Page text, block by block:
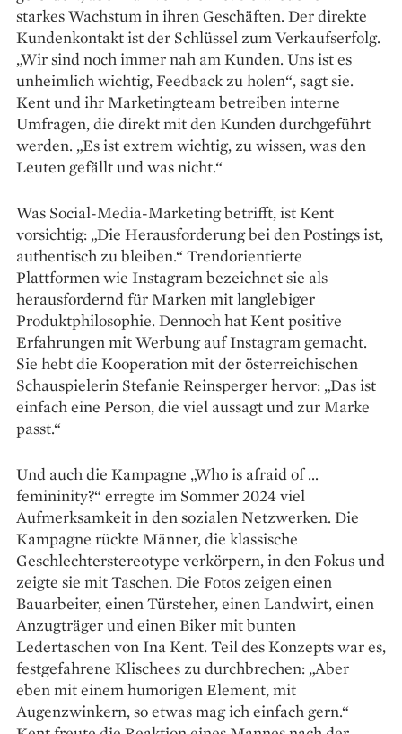
starkes Wachstum in ihren Geschäften. Der direkte
Kundenkontakt ist der Schlüssel zum Verkaufserfolg.
„Wir sind noch immer nah am Kunden. Uns ist es
unheimlich wichtig, Feedback zu holen“, sagt sie.
Kent und ihr Marketingteam betreiben interne
Umfragen, die direkt mit den Kunden durchgeführt
werden. „Es ist extrem wichtig, zu wissen, was den
Leuten gefällt und was nicht.“
Was Social-Media-Marketing betrifft, ist Kent
vorsichtig: „Die Herausforderung bei den Postings ist,
authentisch zu bleiben.“ Trendorientierte
Plattformen wie Instagram bezeichnet sie als
herausfordernd für Marken mit langlebiger
Produktphilosophie. Dennoch hat Kent positive
Erfahrungen mit Werbung auf Instagram gemacht.
Sie hebt die Kooperation mit der österreichischen
Schauspielerin Stefanie Reinsperger hervor: „Das ist
einfach eine Person, die viel aussagt und zur Marke
passt.“
Und auch die Kampagne „Who is afraid of …
femininity?“ erregte im Sommer 2024 viel
Aufmerksamkeit in den sozialen Netzwerken. Die
Kampagne rückte Männer, die klassische
Geschlechterstereotype verkörpern, in den Fokus und
zeigte sie mit Taschen. Die Fotos zeigen einen
Bauarbeiter, einen Türsteher, einen Landwirt, einen
Anzugträger und einen Biker mit bunten
Ledertaschen von Ina Kent. Teil des Konzepts war es,
festgefahrene Klischees zu durchbrechen: „Aber
eben mit einem humorigen Element, mit
Augenzwinkern, so etwas mag ich einfach gern.“